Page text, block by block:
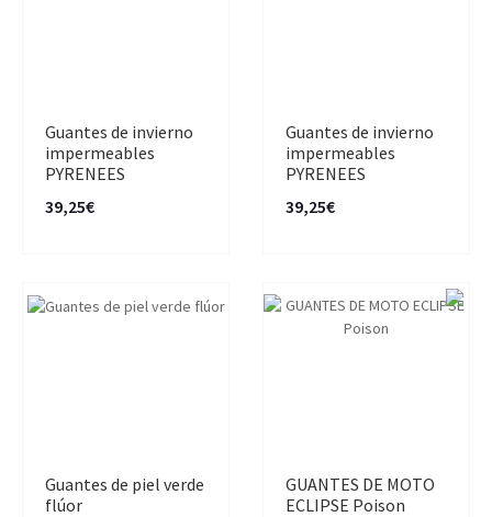
Guantes de invierno
impermeables
PYRENEES
39,25€
Guantes de invierno
impermeables
PYRENEES
39,25€
Guantes de piel verde
flúor
GUANTES DE MOTO
ECLIPSE Poison